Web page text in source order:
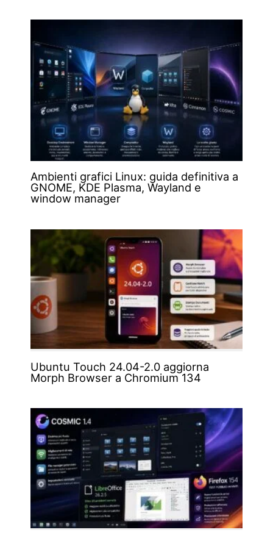
Ambienti grafici Linux: guida definitiva a
GNOME, KDE Plasma, Wayland e
window manager
Ubuntu Touch 24.04-2.0 aggiorna
Morph Browser a Chromium 134